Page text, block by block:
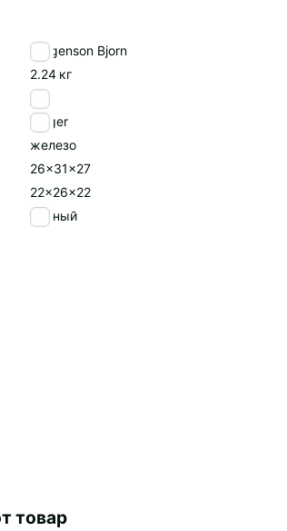
Bergenson Bjorn
2.24 кг
1
Vinger
железо
26x31x27
22x26x22
черный
товар